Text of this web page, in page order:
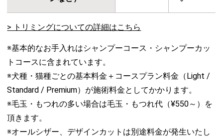
> トリミングについての詳細はこちら
※基本的なお手入れはシャンプーコース・シャンプーカッ
トコースに含まれています。
※犬種・猫種ごとの基本料金＋コースプラン料金（Light /
Standard / Premium）が施術料金としてかかります。
※毛玉・もつれの多い場合は毛玉・もつれ代（¥550～）を
頂きます。
※オールシザー、デザインカットは別途料金が発生いたし